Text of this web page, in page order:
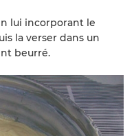
lui incorporant le
la verser dans un
beurré.